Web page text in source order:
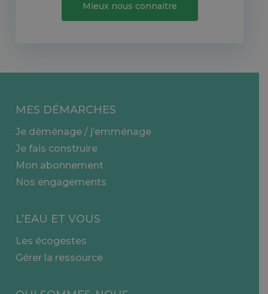
Mieux nous connaitre
MES DÉMARCHES
Je déménage / j’emménage
Je fais construire
Mon abonnement
Nos engagements
L’EAU ET VOUS
Les écogestes
Gérer la ressource